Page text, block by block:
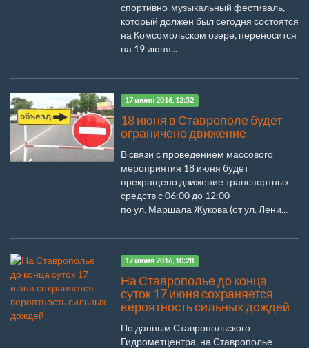
спортивно-музыкальный фестиваль,
который должен был сегодня состоятся
на Комсомольском озере, переносится
на 19 июня...
17 июня 2016, 12:52
18 июня в Ставрополе будет
ограничено движение
В связи с проведением массового
мероприятия 18 июня будет
прекращено движение транспортных
средств с 06:00 до 12:00
по ул. Маршала Жукова (от ул. Лени...
17 июня 2016, 10:28
На Ставрополье до конца
суток 17 июня сохраняется
вероятность сильных дождей
По данным Ставропольского
Гидрометцентра, на Ставрополье